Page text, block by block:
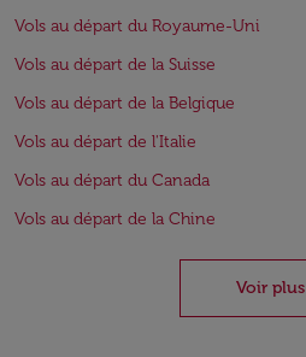
Vols au départ du Royaume-Uni
Vols au départ de la Suisse
Vols au départ de la Belgique
Vols au départ de l'Italie
Vols au départ du Canada
Vols au départ de la Chine
Voir plus